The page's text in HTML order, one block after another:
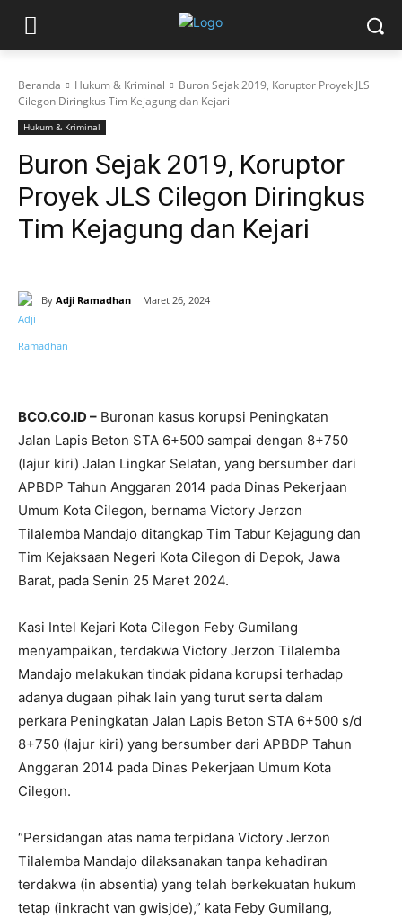
Beranda Hukum & Kriminal
Buron Sejak 2019, Koruptor Proyek JLS
Cilegon Diringkus Tim Kejagung dan Kejari
Hukum & Kriminal
Buron Sejak 2019, Koruptor
Proyek JLS Cilegon Diringkus
Tim Kejagung dan Kejari
By Adji Ramadhan Maret 26, 2024
BCO.CO.ID – Buronan kasus korupsi Peningkatan
Jalan Lapis Beton STA 6+500 sampai dengan 8+750
(lajur kiri) Jalan Lingkar Selatan, yang bersumber dari
APBDP Tahun Anggaran 2014 pada Dinas Pekerjaan
Umum Kota Cilegon, bernama Victory Jerzon
Tilalemba Mandajo ditangkap Tim Tabur Kejagung dan
Tim Kejaksaan Negeri Kota Cilegon di Depok, Jawa
Barat, pada Senin 25 Maret 2024.
Kasi Intel Kejari Kota Cilegon Feby Gumilang
menyampaikan, terdakwa Victory Jerzon Tilalemba
Mandajo melakukan tindak pidana korupsi terhadap
adanya dugaan pihak lain yang turut serta dalam
perkara Peningkatan Jalan Lapis Beton STA 6+500 s/d
8+750 (lajur kiri) yang bersumber dari APBDP Tahun
Anggaran 2014 pada Dinas Pekerjaan Umum Kota
Cilegon.
“Persidangan atas nama terpidana Victory Jerzon
Tilalemba Mandajo dilaksanakan tanpa kehadiran
terdakwa (in absentia) yang telah berkekuatan hukum
tetap (inkracht van gwisjde),” kata Feby Gumilang,